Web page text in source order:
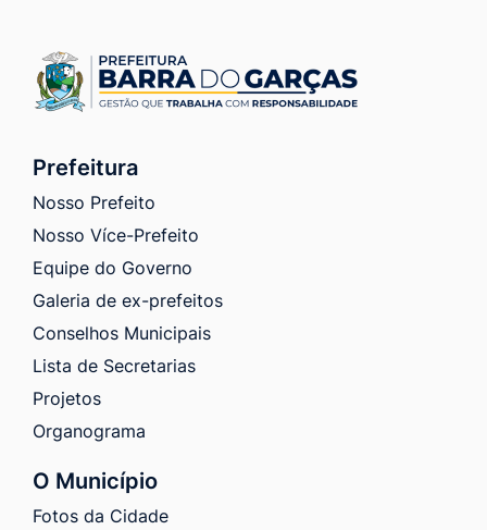
Prefeitura
Nosso Prefeito
Nosso Více-Prefeito
Equipe do Governo
Galeria de ex-prefeitos
Conselhos Municipais
Lista de Secretarias
Projetos
Organograma
O Município
Fotos da Cidade